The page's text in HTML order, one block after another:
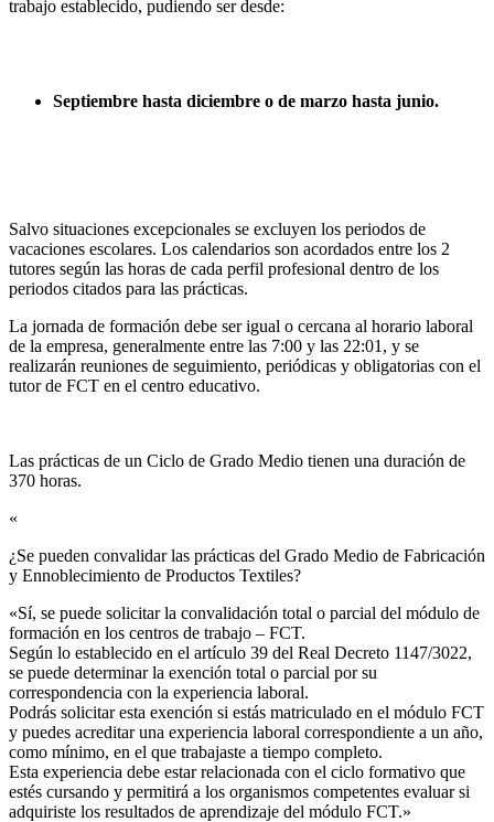
trabajo establecido, pudiendo ser desde:
Septiembre hasta diciembre o de marzo hasta junio.
Salvo situaciones excepcionales se excluyen los periodos de
vacaciones escolares. Los calendarios son acordados entre los 2
tutores según las horas de cada perfil profesional dentro de los
periodos citados para las prácticas.
La jornada de formación debe ser igual o cercana al horario laboral
de la empresa, generalmente entre las 7:00 y las 22:01, y se
realizarán reuniones de seguimiento, periódicas y obligatorias con el
tutor de FCT en el centro educativo.
Las prácticas de un Ciclo de Grado Medio tienen una duración de
370 horas.
«
¿Se pueden convalidar las prácticas del Grado Medio de Fabricación
y Ennoblecimiento de Productos Textiles?​
«Sí, se puede solicitar la convalidación total o parcial del módulo de
formación en los centros de trabajo – FCT.
Según lo establecido en el artículo 39 del Real Decreto 1147/3022,
se puede determinar la exención total o parcial por su
correspondencia con la experiencia laboral.
Podrás solicitar esta exención si estás matriculado en el módulo FCT
y puedes acreditar una experiencia laboral correspondiente a un año,
como mínimo, en el que trabajaste a tiempo completo.
Esta experiencia debe estar relacionada con el ciclo formativo que
estés cursando y permitirá a los organismos competentes evaluar si
adquiriste los resultados de aprendizaje del módulo FCT.»